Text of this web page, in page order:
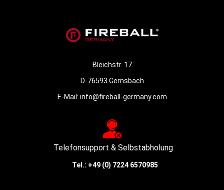
Bleichstr. 17
D-76593 Gernsbach
E-Mail: info@fireball-germany.com
Telefonsupport & Selbstabholung
Tel.: +49 (0) 7224 6570985